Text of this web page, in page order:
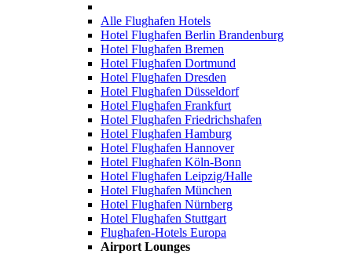
Alle Flughafen Hotels
Hotel Flughafen Berlin Brandenburg
Hotel Flughafen Bremen
Hotel Flughafen Dortmund
Hotel Flughafen Dresden
Hotel Flughafen Düsseldorf
Hotel Flughafen Frankfurt
Hotel Flughafen Friedrichshafen
Hotel Flughafen Hamburg
Hotel Flughafen Hannover
Hotel Flughafen Köln-Bonn
Hotel Flughafen Leipzig/Halle
Hotel Flughafen München
Hotel Flughafen Nürnberg
Hotel Flughafen Stuttgart
Flughafen-Hotels Europa
Airport Lounges